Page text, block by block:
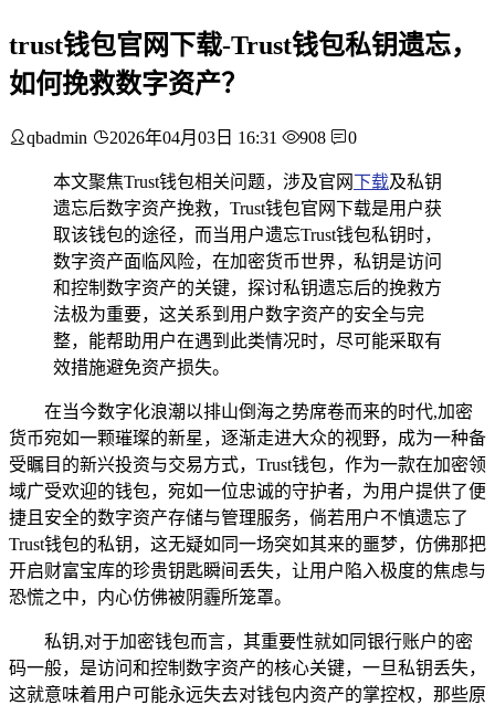
trust钱包官网下载-Trust钱包私钥遗忘，
如何挽救数字资产？
qbadmin 2026年04月03日 16:31 908 0
本文聚焦Trust钱包相关问题，涉及官网下载及私钥
遗忘后数字资产挽救，Trust钱包官网下载是用户获
取该钱包的途径，而当用户遗忘Trust钱包私钥时，
数字资产面临风险，在加密货币世界，私钥是访问
和控制数字资产的关键，探讨私钥遗忘后的挽救方
法极为重要，这关系到用户数字资产的安全与完
整，能帮助用户在遇到此类情况时，尽可能采取有
效措施避免资产损失。
在当今数字化浪潮以排山倒海之势席卷而来的时代,加密
货币宛如一颗璀璨的新星，逐渐走进大众的视野，成为一种备
受瞩目的新兴投资与交易方式，Trust钱包，作为一款在加密领
域广受欢迎的钱包，宛如一位忠诚的守护者，为用户提供了便
捷且安全的数字资产存储与管理服务，倘若用户不慎遗忘了
Trust钱包的私钥，这无疑如同一场突如其来的噩梦，仿佛那把
开启财富宝库的珍贵钥匙瞬间丢失，让用户陷入极度的焦虑与
恐慌之中，内心仿佛被阴霾所笼罩。
私钥,对于加密钱包而言，其重要性就如同银行账户的密
码一般，是访问和控制数字资产的核心关键，一旦私钥丢失，
这就意味着用户可能永远失去对钱包内资产的掌控权，那些原